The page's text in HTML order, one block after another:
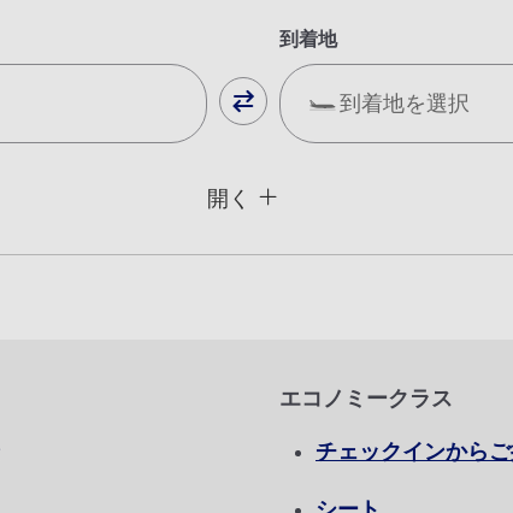
到着地
到着地を選択
時間帯指定なし
開く
エコノミークラス
チェックインから